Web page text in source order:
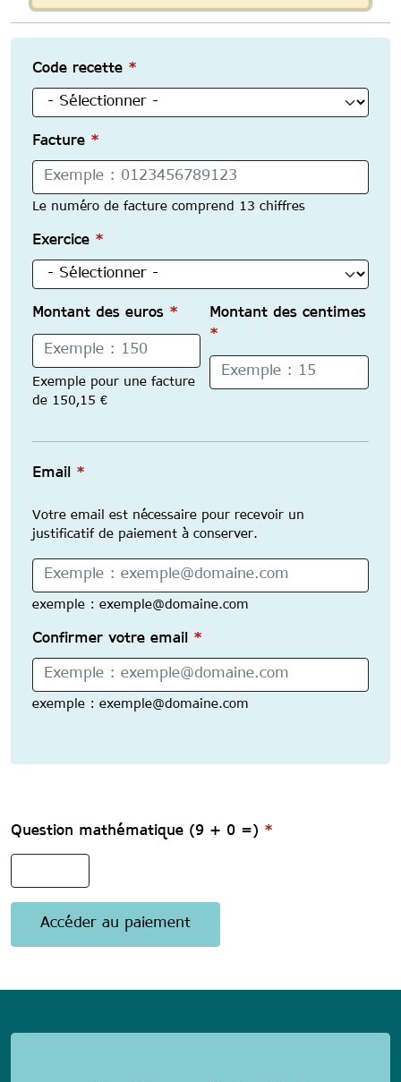
Code recette *
Facture *
Le numéro de facture comprend 13 chiffres
Exercice *
Montant des euros *
Exemple pour une facture
de 150,15 €
Montant des centimes
*
Email
Email *
Votre email est nécessaire pour recevoir un
justificatif de paiement à conserver.
exemple : exemple@domaine.com
Confirmer votre email *
exemple : exemple@domaine.com
Question mathématique (9 + 0 =) *